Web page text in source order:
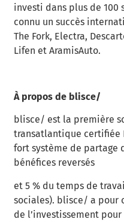
investi dans plus de
connu un succès
The Fork, Electra,
Lifen et AramisAuto.
À propos de blisce/
blisce/ est la première
transatlantique certifiée
fort système de partage
bénéfices reversés
et 5 % du temps de
sociales). blisce/ a pour
de l’investissement